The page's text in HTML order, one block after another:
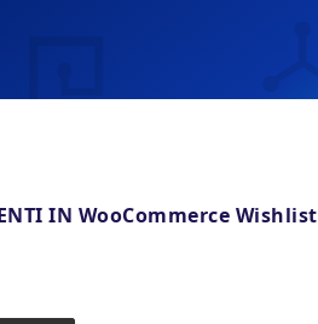
IN WooCommerce